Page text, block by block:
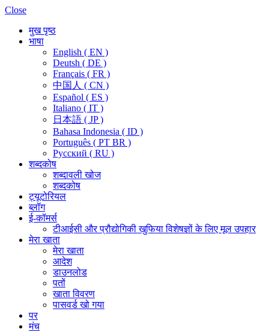
Close
मुख पृष्ठ
भाषा
English ( EN )
Deutsh ( DE )
Français ( FR )
中国人 ( CN )
Español ( ES )
Italiano ( IT )
日本語 ( JP )
Bahasa Indonesia ( ID )
Português ( PT BR )
Pусский ( RU )
शब्दकोष
शब्दावली खोज
शब्दकोष
ट्यूटोरियल
ब्लॉग
ई-कॉमर्स
टीआईसी और प्रौद्योगिकी खुफिया विशेषज्ञों के लिए मूल उपहार
मेरा खाता
मेरा खाता
आदेश
डाउनलोड
पतों
खाता विवरण
पासवर्ड खो गया
पर
मंच